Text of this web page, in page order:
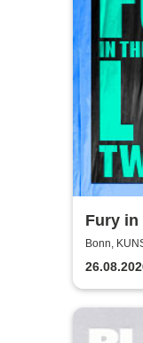
Fury in
Fury
Bonn,